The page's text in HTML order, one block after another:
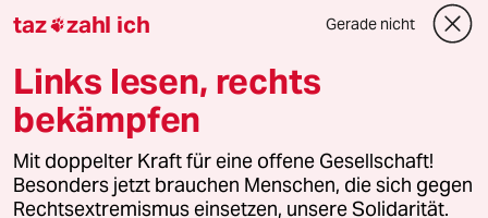
Downloads für Abonnierende
© 2026 taz Verlags und Vertriebs GmbH
Alle Rechte vorbehalten. Bei rechtlichen Fragen oder für Genehmigungen
wenden Sie sich bitte an
lizenzen@taz.de
taz zahl ich Gerade nicht
Links lesen, rechts
bekämpfen
Mit doppelter Kraft für eine offene Gesellschaft!
Besonders jetzt brauchen Menschen, die sich gegen
Rechtsextremismus einsetzen, unsere Solidarität.